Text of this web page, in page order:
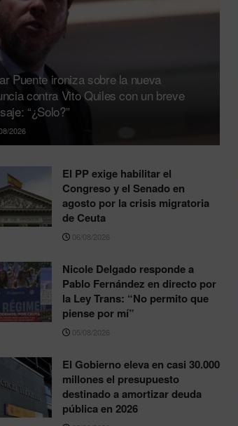
Puente ironiza sobre la nueva
contra Vito Quiles con un breve
“¿Solo?”
2026
El PP exige habilitar el
Congreso y el Senado en
agosto por la crisis migratoria
de Ceuta
06/08/2026
Nicole Delgado responde a
Pablo Fernández en directo por
la Ley Trans: “No permito que
piense por mí”
05/08/2026
El Gobierno eleva en casi 30.000
millones el presupuesto
destinado a amortizar deuda
pública en 2026